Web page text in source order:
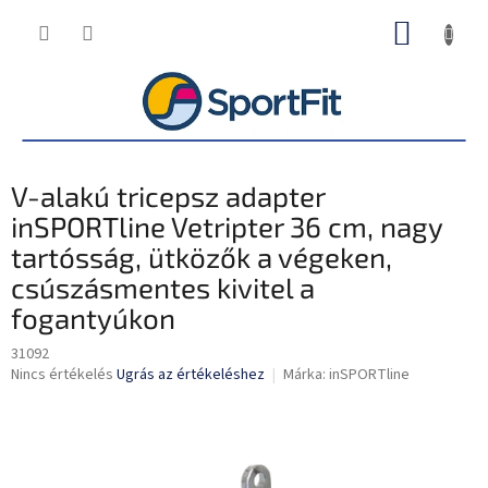
KOSÁR
V-alakú tricepsz adapter
inSPORTline Vetripter 36 cm, nagy
tartósság, ütközők a végeken,
csúszásmentes kivitel a
fogantyúkon
31092
A
Nincs értékelés Ugrás az értékeléshez Márka: inSPORTline